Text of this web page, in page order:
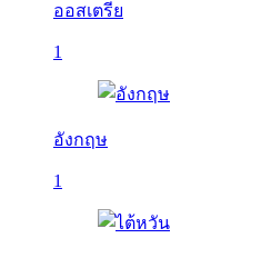
ออสเตรีย
1
อังกฤษ
1